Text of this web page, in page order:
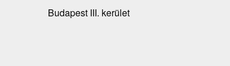
Budapest III. kerület